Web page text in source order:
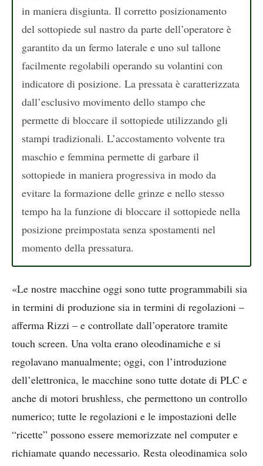
in maniera disgiunta. Il corretto posizionamento
del sottopiede sul nastro da parte dell’operatore è
garantito da un fermo laterale e uno sul tallone
facilmente regolabili operando su volantini con
indicatore di posizione. La pressata è caratterizzata
dall’esclusivo movimento dello stampo che
permette di bloccare il sottopiede utilizzando gli
stampi tradizionali. L’accostamento volvente tra
maschio e femmina permette di garbare il
sottopiede in maniera progressiva in modo da
evitare la formazione delle grinze e nello stesso
tempo ha la funzione di bloccare il sottopiede nella
posizione preimpostata senza spostamenti nel
momento della pressatura.
«Le nostre macchine oggi sono tutte programmabili sia
in termini di produzione sia in termini di regolazioni –
afferma Rizzi – e controllate dall’operatore tramite
touch screen. Una volta erano oleodinamiche e si
regolavano manualmente; oggi, con l’introduzione
dell’elettronica, le macchine sono tutte dotate di PLC e
anche di motori brushless, che permettono un controllo
numerico; tutte le regolazioni e le impostazioni delle
“ricette” possono essere memorizzate nel computer e
richiamate quando necessario. Resta oleodinamica solo